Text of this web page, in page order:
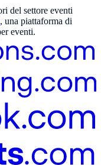
del settore eventi
, una piattaforma di
eventi.